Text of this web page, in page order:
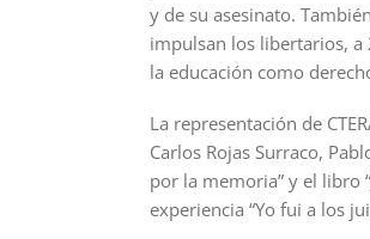
y de su asesinato.
impulsan los libertarios, a
la educación como
La representación de
Carlos Rojas Surraco,
por la memoria” y el libro
experiencia “Yo fui a los